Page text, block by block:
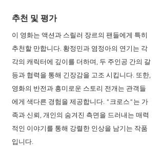
추천 및 평가
이 영화는 액션과 스릴러 장르의 팬들에게 특히
추천할 만합니다. 황정민과 염정아의 연기는 각
각의 캐릭터에 깊이를 더하며, 두 주인공 간의 갈
등과 협력을 통해 긴장감을 고조 시킵니다. 또한,
영화의 반전과 흥미로운 스토리 전개는 관객들
에게 색다른 경험을 제공합니다. "크로스"는 가
족과 신뢰, 개인의 숨겨진 측면을 드러내는 매력
적인 이야기를 통해 강렬한 인상을 남기는 작품
입니다.